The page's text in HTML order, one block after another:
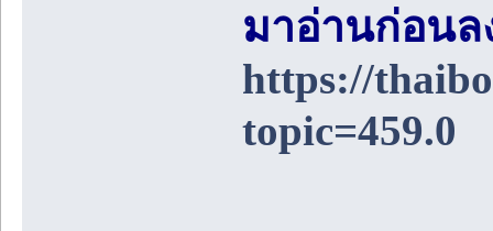
มาอ่านก่อน
https://
topic=459.0